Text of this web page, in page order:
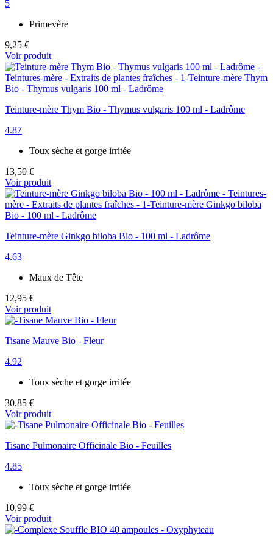
5
Primevère
9,25 €
Voir produit
Teinture-mère Thym Bio - Thymus vulgaris 100 ml - Ladrôme
4.87
Toux sèche et gorge irritée
13,50 €
Voir produit
Teinture-mère Ginkgo biloba Bio - 100 ml - Ladrôme
4.63
Maux de Tête
12,95 €
Voir produit
Tisane Mauve Bio - Fleur
4.92
Toux sèche et gorge irritée
30,85 €
Voir produit
Tisane Pulmonaire Officinale Bio - Feuilles
4.85
Toux sèche et gorge irritée
10,99 €
Voir produit